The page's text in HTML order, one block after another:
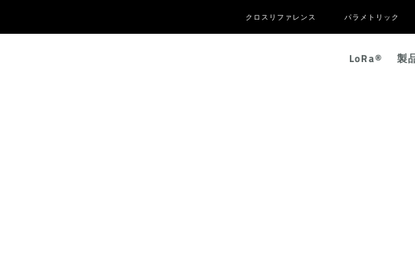
クロスリファレンス パラメトリック
LoRa® 製